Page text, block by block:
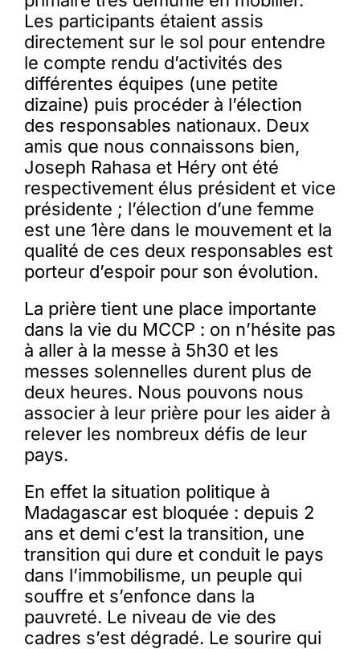
Les participants étaient assis
directement sur le sol pour entendre
le compte rendu d’activités des
différentes équipes (une petite
dizaine) puis procéder à l’élection
des responsables nationaux. Deux
amis que nous connaissons bien,
Joseph Rahasa et Héry ont été
respectivement élus président et vice
présidente ; l’élection d’une femme
est une 1ère dans le mouvement et la
qualité de ces deux responsables est
porteur d’espoir pour son évolution.
La prière tient une place importante
dans la vie du MCCP : on n’hésite pas
à aller à la messe à 5h30 et les
messes solennelles durent plus de
deux heures. Nous pouvons nous
associer à leur prière pour les aider à
relever les nombreux défis de leur
pays.
En effet la situation politique à
Madagascar est bloquée : depuis 2
ans et demi c’est la transition, une
transition qui dure et conduit le pays
dans l’immobilisme, un peuple qui
souffre et s’enfonce dans la
pauvreté. Le niveau de vie des
cadres s’est dégradé. Le sourire qui